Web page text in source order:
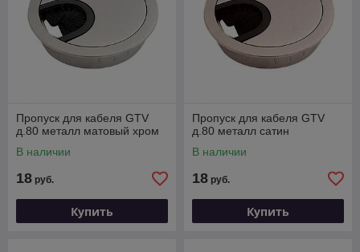
Пропуск для кабеля GTV
д.80 металл матовый хром
В наличии
18 руб.
Купить
Пропуск для кабеля GTV
д.80 металл сатин
В наличии
18 руб.
Купить